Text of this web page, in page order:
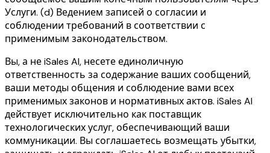
Услуги. (d) Ведением записей о согласии и
соблюдении требований в соответствии с
применимым законодательством.
Вы, а не iSales AI, несете единоличную
ответственность за содержание ваших сообщений,
ваши методы общения и соблюдение вами всех
применимых законов и нормативных актов. iSales AI
действует исключительно как поставщик
технологических услуг, обеспечивающий ваши
коммуникации. Вы соглашаетесь возмещать убытки,